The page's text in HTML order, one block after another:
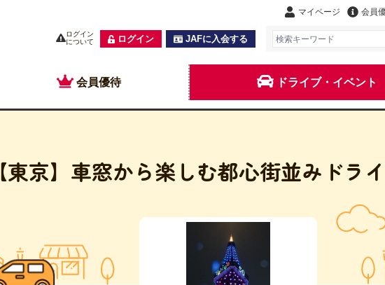
マイページ 会員
ログイン
について
ログイン JAFに入会する
会員優待 ドライブ・イベント
【東京】車窓から楽しむ都心街並みドラ